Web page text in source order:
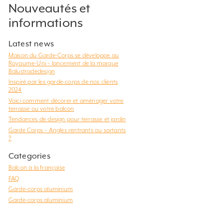
Nouveautés et
informations
Latest news
Maison du Garde-Corps se développe au
Royaume-Uni – lancement de la marque
Balustradedesign
Inspiré par les garde-corps de nos clients
2024
Voici comment décorer et aménager votre
terrasse ou votre balcon
Tendances de design pour terrasse et jardin
Garde Corps – Angles rentrants ou sortants
?
Categories
Balcon à la française
FAQ
Garde-corps aluminium
Garde-corps aluminium